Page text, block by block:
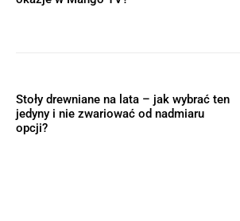
Stoły drewniane na lata – jak wybrać ten
jedyny i nie zwariować od nadmiaru
opcji?